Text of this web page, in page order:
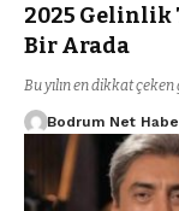
2025 Gelinlik
Bir Arada
Bu yılın en dikkat
Bodrum Net